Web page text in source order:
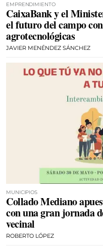
EMPRENDIMIENTO
CaixaBank y el
el futuro del campo
agrotecnológicas
JAVIER MENÉNDEZ SÁNCHEZ
MUNICIPIOS
Collado Mediano
con una gran jornada
vecinal
ROBERTO LÓPEZ